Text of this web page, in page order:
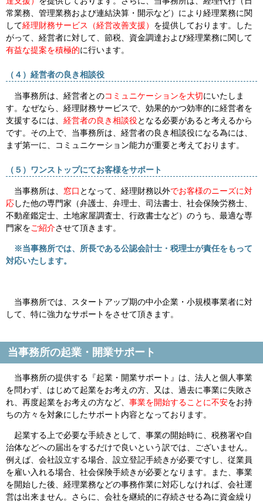
常業務、管理業務および連結決算・開示など）により経理業務に関
して経理財務サービス（経営改善支援） を提供しております。した
がって、経営者に対して、節税、資金調達および経理業務に関して
有益な提案を積極的に行います。
（４）経営者の良き相談役
当事務所は、経営者とのコミュニケーションを大切にいたしま
す。なぜなら、経理財務サービスで、効果的かつ効率的に経営者を
支援するには、 経営者の良き相談役となる必要があると考えるから
です。その上で、当事務所は、経営者の良き相談役になる為には、
まず第一に、コミュニケーション能力が重要と考えております。
（５）ワンストップにてお客様をサポート
当事務所は、 窓口 となって、経理財務以外でお客様のニーズに対
応した他の専門家（弁護士、弁理士、司法書士、社会保険労務士、
不動産鑑定士、土地家屋調査士、行政書士など）のうち、最適な専
門家をご紹介させて頂きます。
※当事務所では、所長である公認会計士・税理士が責任をもって
対応いたします。
当事務所では、スタートアップ期の中小企業・小規模事業者に対
して、特に強力なサポートをさせて頂きます。
当事務所の起業・開業サポート
当事務所の提供する『起業・開業サポート』は、法人と個人事業
を問わず、はじめて起業をお考えの方、又は、過去に事業に失敗さ
れ、再度起業をお考えの方など、 事業を開始することに不安をお持
ちの方々を対象にしたサポート内容となっております。
起業する上で必要な手続きとして、事業の開始時に、税務署や自
治体などへの届出をするだけで良いという訳では、ございません。
例えば、会社設立する場合、設立登記手続きが必要ですし、従業員
を雇い入れる場合、社会保険手続きが必要となります。また、事業
を開始した後、経理業務などの事務作業に対応しなければ、会社運
営は出来ません。さらに、会社を継続的に存続させる為に資金繰り